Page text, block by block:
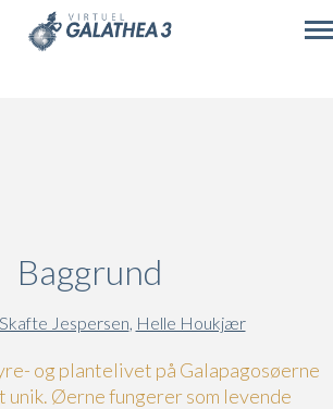
Baggrund
Jespersen, Helle Houkjær
og plantelivet på Galapagosøerne
Øerne fungerer som levende